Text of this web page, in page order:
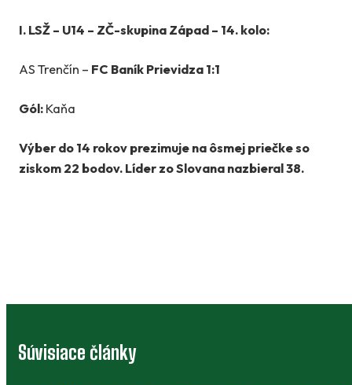
I. LSŽ – U14 – ZČ-skupina Západ – 14. kolo:
AS Trenčín – FC Baník Prievidza 1:1
Gól: Kaňa
Výber do 14 rokov prezimuje na ôsmej priečke so
ziskom 22 bodov. Líder zo Slovana nazbieral 38.
Súvisiace články